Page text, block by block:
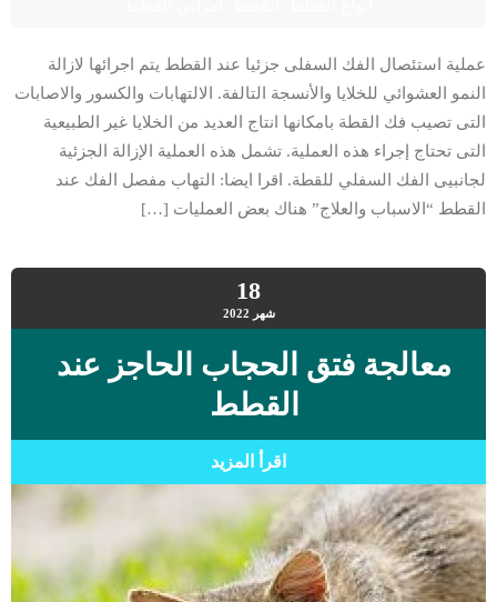
عملية استئصال الفك السفلى جزئيا عند القطط يتم اجرائها لازالة
النمو العشوائي للخلايا والأنسجة التالفة. الالتهابات والكسور والاصابات
التى تصيب فك القطة بامكانها انتاج العديد من الخلايا غير الطبيعية
التى تحتاج إجراء هذه العملية. تشمل هذه العملية الإزالة الجزئية
لجانبيى الفك السفلي للقطة. اقرا ايضا: التهاب مفصل الفك عند
القطط “الاسباب والعلاج” هناك بعض العمليات […]
18
شهر 2022
معالجة فتق الحجاب الحاجز عند
القطط
اقرأ المزيد